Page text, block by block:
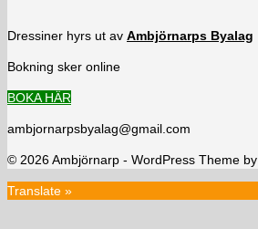
Dressiner hyrs ut av Ambjörnarps Byalag
Bokning sker online
BOKA HÄR
ambjornarpsbyalag@gmail.com
© 2026 Ambjörnarp - WordPress Theme by
Translate »